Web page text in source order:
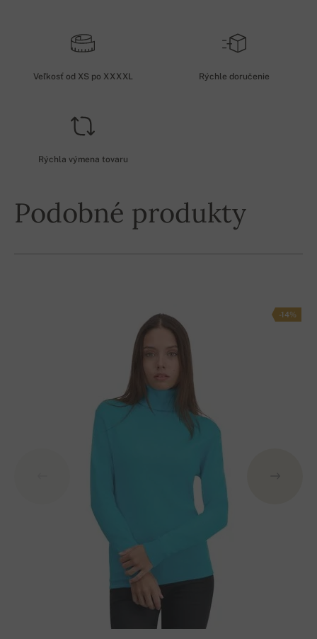
Veľkosť od XS po XXXXL Rýchle doručenie
Rýchla výmena tovaru
Podobné produkty
-14%